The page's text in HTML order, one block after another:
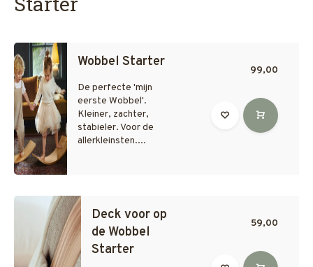
Wobbel Starter
De perfecte 'mijn
eerste Wobbel'.
Kleiner, zachter,
stabieler. Voor de
allerkleinsten....
99,00
Deck voor op
de Wobbel
Starter
59,00